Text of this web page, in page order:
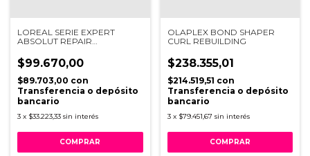
LOREAL SERIE EXPERT
ABSOLUT REPAIR
$99.670,00
$89.703,00 con
Transferencia o depósito
bancario
3 x $33.223,33 sin interés
OLAPLEX BOND SHAPER
CURL REBUILDING
$238.355,01
$214.519,51 con
Transferencia o depósito
bancario
3 x $79.451,67 sin interés